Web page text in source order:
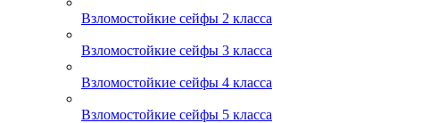
Взломостойкие сейфы 2 класса
Взломостойкие сейфы 3 класса
Взломостойкие сейфы 4 класса
Взломостойкие сейфы 5 класса